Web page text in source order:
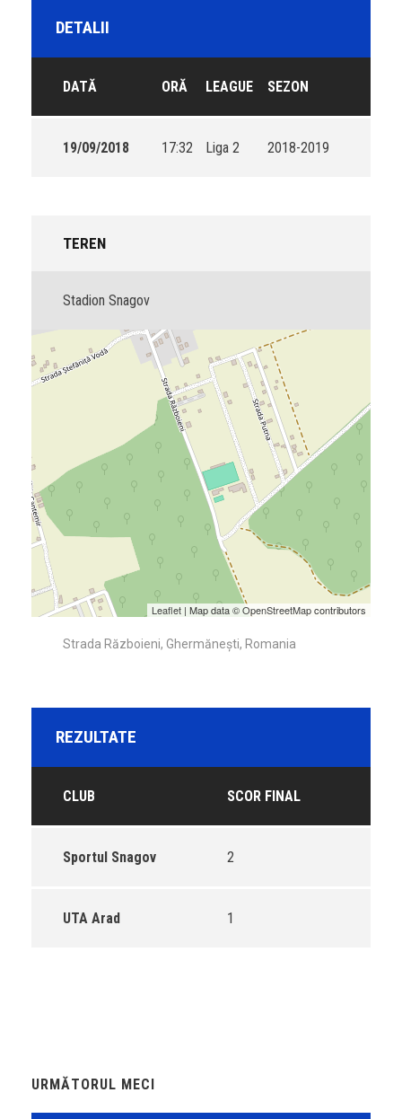
DETALII
DATĂ ORĂ LEAGUE SEZON
19/09/2018 17:32 Liga 2 2018-2019
TEREN
Stadion Snagov
Leaflet | Map data ©OpenStreetMapcontributors
Strada Războieni, Ghermănești, Romania
REZULTATE
CLUB SCOR FINAL
Sportul Snagov 2
UTA Arad 1
URMĂTORUL MECI